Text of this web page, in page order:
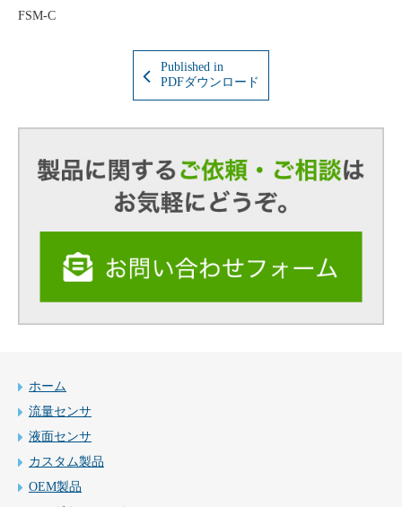
FSM-C
Published in
PDFダウンロード
ホーム
流量センサ
液面センサ
カスタム製品
OEM製品